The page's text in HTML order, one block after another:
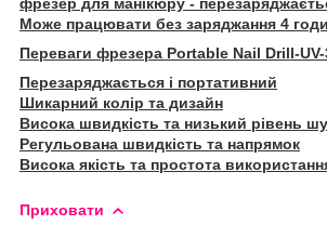
Може працювати без заряджання 4
Переваги фрезера Portable Nail Drill-UV-
Перезаряджається і портативний
Шикарний колір та дизайн
Висока швидкість та низький рівень
Регульована швидкість та напрямок
Висока якість та простота
Приховати